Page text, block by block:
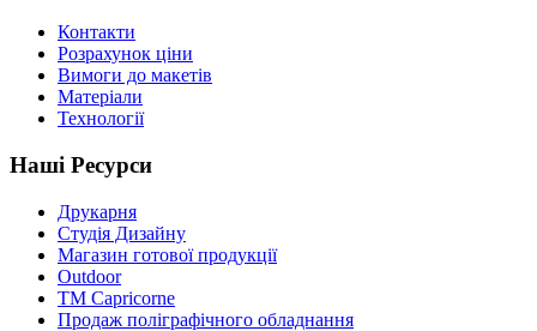
Контакти
Розрахунок ціни
Вимоги до макетів
Матеріали
Технології
Наші Ресурси
Друкарня
Студія Дизайну
Магазин готової продукції
Outdoor
TM Capricorne
Продаж поліграфічного обладнання